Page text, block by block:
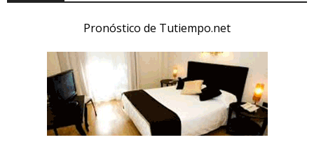
Pronóstico de Tutiempo.net